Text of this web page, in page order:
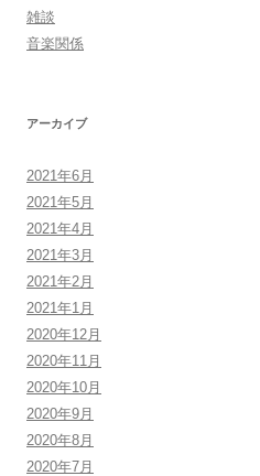
雑談
音楽関係
アーカイブ
2021年6月
2021年5月
2021年4月
2021年3月
2021年2月
2021年1月
2020年12月
2020年11月
2020年10月
2020年9月
2020年8月
2020年7月